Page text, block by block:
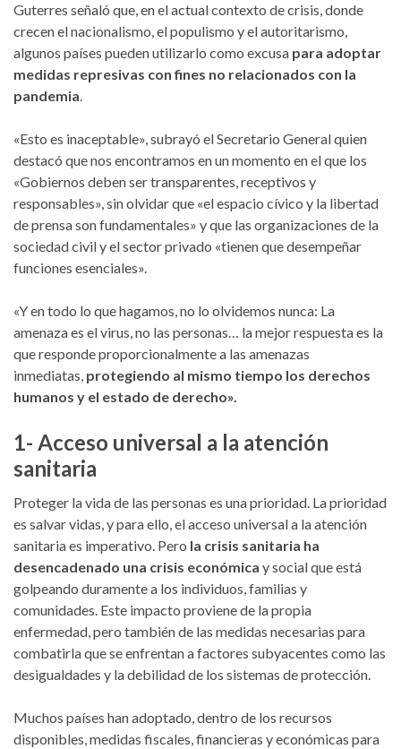
Guterres señaló que, en el actual contexto de crisis, donde
crecen el nacionalismo, el populismo y el autoritarismo,
algunos países pueden utilizarlo como excusa para adoptar
medidas represivas con fines no relacionados con la
pandemia.
«Esto es inaceptable», subrayó el Secretario General quien
destacó que nos encontramos en un momento en el que los
«Gobiernos deben ser transparentes, receptivos y
responsables», sin olvidar que «el espacio cívico y la libertad
de prensa son fundamentales» y que las organizaciones de la
sociedad civil y el sector privado «tienen que desempeñar
funciones esenciales».
«Y en todo lo que hagamos, no lo olvidemos nunca: La
amenaza es el virus, no las personas… la mejor respuesta es la
que responde proporcionalmente a las amenazas
inmediatas, protegiendo al mismo tiempo los derechos
humanos y el estado de derecho».
1- Acceso universal a la atención
sanitaria
Proteger la vida de las personas es una prioridad. La prioridad
es salvar vidas, y para ello, el acceso universal a la atención
sanitaria es imperativo. Pero la crisis sanitaria ha
desencadenado una crisis económica y social que está
golpeando duramente a los individuos, familias y
comunidades. Este impacto proviene de la propia
enfermedad, pero también de las medidas necesarias para
combatirla que se enfrentan a factores subyacentes como las
desigualdades y la debilidad de los sistemas de protección.
Muchos países han adoptado, dentro de los recursos
disponibles, medidas fiscales, financieras y económicas para